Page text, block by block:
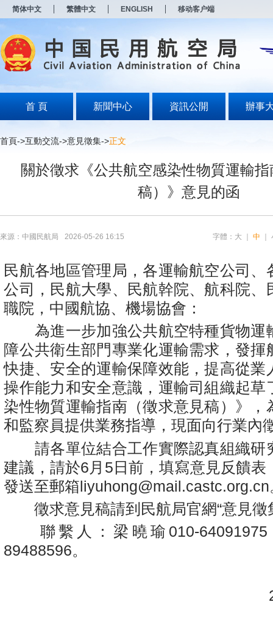
简体中文 繁體中文 ENGLISH 移动客户端
首 頁 新聞中心 資訊公開 辦事
首頁->互動交流->意見徵集->正文
關於徵求《公共航空感染性物質運輸
稿）》意見的函
來源：中國民航局 2026-05-26 16:15 字體： 大 中
民航各地區管理局，各運輸航空公司、
公司，民航大學、民航幹院、航科院、
職院，中國航協、機場協會：
為進一步加強公共航空特種貨物運
障公共衛生部門專業化運輸需求，發揮
快捷、安全的運輸保障效能，提高從業
操作能力和安全意識，運輸司組織起草
染性物質運輸指南（徵求意見稿）》，
和監察員提供業務指導，現面向行業內
請各單位結合工作實際認真組織研
建議，請於6月5日前，填寫意見反饋表
發送至郵箱liyuhong@mail.castc.org.cn
徵求意見稿請到民航局官網“意見徵
聯繫人：梁曉瑜010-64091975
89488596。
打
开
无
障
说
按
Alt
盲